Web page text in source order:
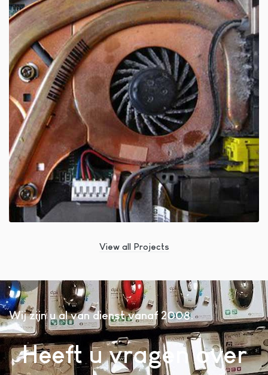
View all Projects
Wij zijn u al van dienst vanaf 2008
Heeft u vragen over